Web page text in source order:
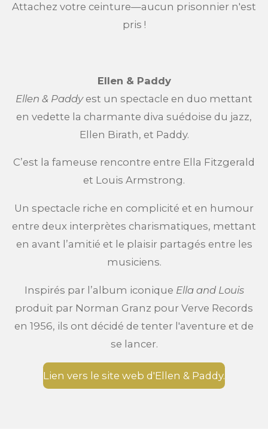
Attachez votre ceinture—aucun prisonnier n'est
pris !
Ellen & Paddy
Ellen & Paddyest un spectacle en duo mettant
en vedette la charmante diva suédoise du jazz,
Ellen Birath, et Paddy.
C’est la fameuse rencontre entre Ella Fitzgerald
et Louis Armstrong.
Un spectacle riche en complicité et en humour
entre deux interprètes charismatiques, mettant
en avant l’amitié et le plaisir partagés entre les
musiciens.
Inspirés par l’album iconique Ella and Louis
produit par Norman Granz pour Verve Records
en 1956, ils ont décidé de tenter l'aventure et de
se lancer.
Lien vers le site web d'Ellen & Paddy.